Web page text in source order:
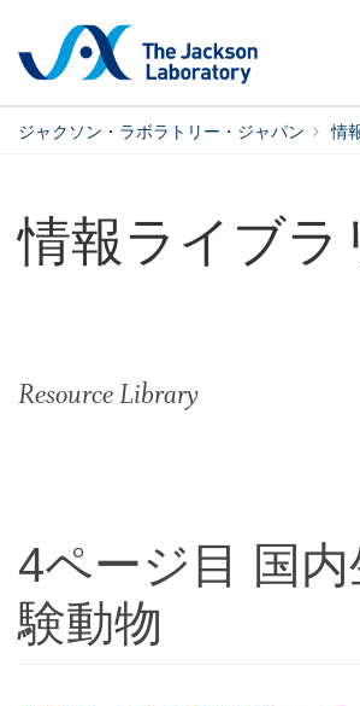
ジャクソン・ラボラトリー・ジャパン 情
情報ライブラ
Resource Library
4ページ目 国
験動物